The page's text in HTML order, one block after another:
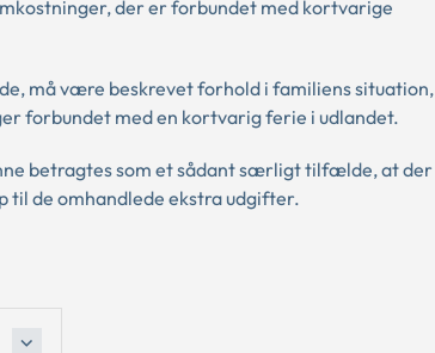
der er forbundet med kortvarige
må være beskrevet forhold i familiens situation,
forbundet med en kortvarig ferie i udlandet.
betragtes som et sådant særligt tilfælde, at der
de omhandlede ekstra udgifter.